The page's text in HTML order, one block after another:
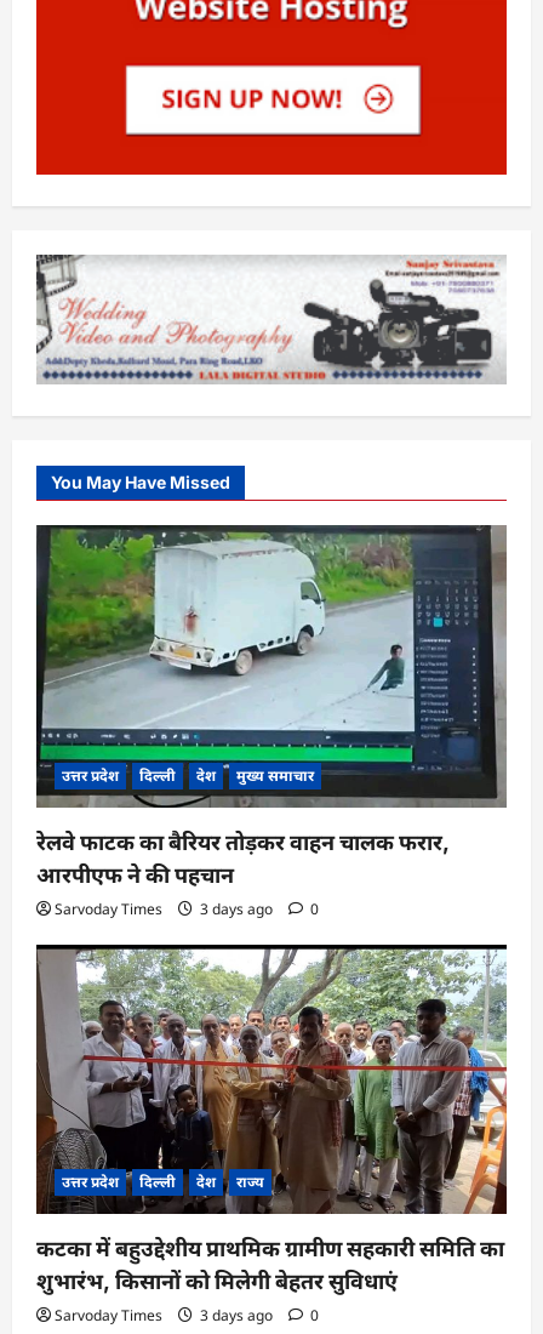
You May Have Missed
उत्तर प्रदेश दिल्ली देश मुख्य समाचार
रेलवे फाटक का बैरियर तोड़कर वाहन चालक फरार,
आरपीएफ ने की पहचान
Sarvoday Times 3 days ago 0
उत्तर प्रदेश दिल्ली देश राज्य
कटका में बहुउद्देशीय प्राथमिक ग्रामीण सहकारी समिति का
शुभारंभ, किसानों को मिलेगी बेहतर सुविधाएं
Sarvoday Times 3 days ago
0